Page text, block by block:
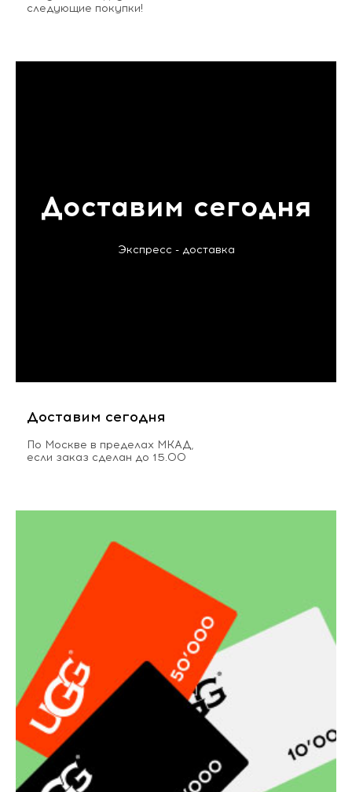
следующие покупки!
Доставим сегодня
Экспресс - доставка
Доставим сегодня
По Москве в пределах МКАД,
если заказ сделан до 15.00